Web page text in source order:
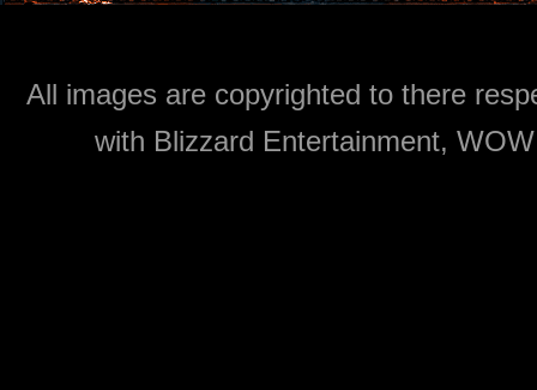
All images are copyrighted to there
with Blizzard Entertainment,